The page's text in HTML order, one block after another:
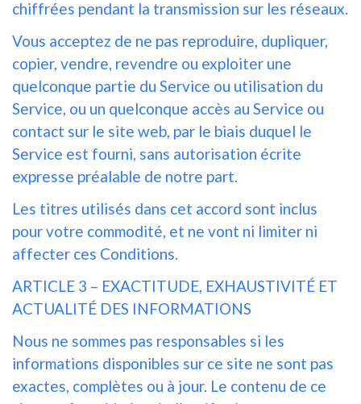
chiffrées pendant la transmission sur les réseaux.
Vous acceptez de ne pas reproduire, dupliquer,
copier, vendre, revendre ou exploiter une
quelconque partie du Service ou utilisation du
Service, ou un quelconque accès au Service ou
contact sur le site web, par le biais duquel le
Service est fourni, sans autorisation écrite
expresse préalable de notre part.
Les titres utilisés dans cet accord sont inclus
pour votre commodité, et ne vont ni limiter ni
affecter ces Conditions.
ARTICLE 3 – EXACTITUDE, EXHAUSTIVITÉ ET
ACTUALITÉ DES INFORMATIONS
Nous ne sommes pas responsables si les
informations disponibles sur ce site ne sont pas
exactes, complètes ou à jour. Le contenu de ce